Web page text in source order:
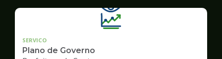
SERVICO
Plano de Governo